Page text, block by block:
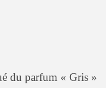
du parfum « Gris »